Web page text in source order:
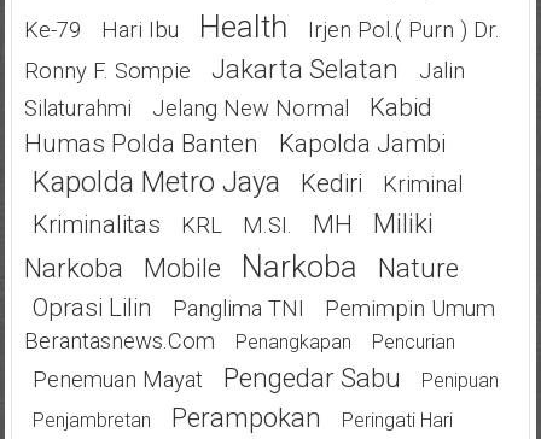
Ke-79
Hari Ibu Health
Irjen Pol.( Purn ) Dr.
Ronny F. Sompie
Jakarta Selatan
Jalin
Silaturahmi
Jelang New Normal
Kabid
Humas Polda Banten
Kapolda Jambi
Kapolda Metro Jaya Kediri Kriminal
Kriminalitas KRL M.SI. MH
Miliki
Narkoba
Mobile Narkoba Nature
Oprasi Lilin Panglima TNI
Pemimpin Umum
Berantasnews.com
Penangkapan Pencurian
Penemuan Mayat Pengedar Sabu
Penipuan
Penjambretan
Perampokan
Peringati Hari